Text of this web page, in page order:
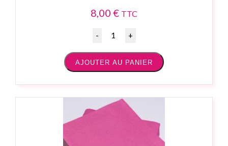
8,00 € TTC
Quantité
AJOUTER AU PANIER